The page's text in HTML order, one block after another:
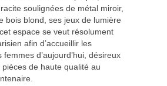
soulignées de métal miroir,
bois blond, ses jeux de lumière
espace se veut résolument
afin d’accueillir les
femmes d’aujourd’hui, désireux
pièces de haute qualité au